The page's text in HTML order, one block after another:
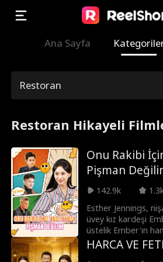
Ana Sayfa
Restoran
Restoran Hikayeli
Onu Rakibi
Pişman
142.9k
Esther Jennings,
üvey kız kardeşi
üstelik Ember'ın
İntikam ateşiyle
HARCA VE